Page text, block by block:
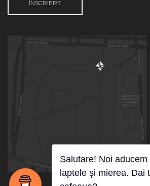
Salutare! Noi aducem
laptele și mierea. Dai